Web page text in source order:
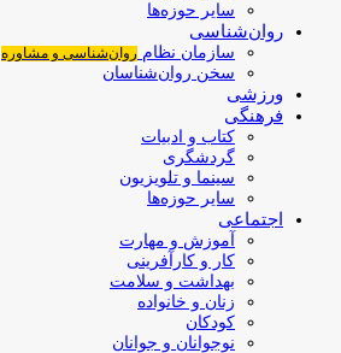
سایر حوزه‌ها
روان‌شناسی
سازمان نظام روان‌شناسی و مشاوره
سخن روان‌شناسان
ورزشی
فرهنگی
کتاب و ادبیات
گردشگری
سینما و تلویزیون
سایر حوزه‌ها
اجتماعی
آموزش و مهارت
کار و کارآفرینی
بهداشت و سلامت
زنان و خانواده
کودکان
نوجوانان و جوانان